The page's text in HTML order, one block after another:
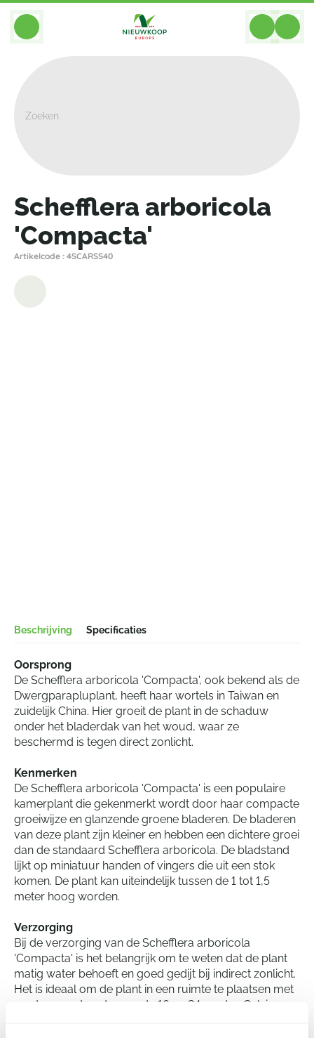
BACK
Schefflera arboricola
'Compacta'
Artikelcode : 4SCARSS40
Beschrijving Specificaties
Oorsprong
De Schefflera arboricola 'Compacta', ook bekend als de
Dwergparapluplant, heeft haar wortels in Taiwan en
zuidelijk China. Hier groeit de plant in de schaduw
onder het bladerdak van het woud, waar ze
beschermd is tegen direct zonlicht.
Kenmerken
De Schefflera arboricola 'Compacta' is een populaire
kamerplant die gekenmerkt wordt door haar compacte
groeiwijze en glanzende groene bladeren. De bladeren
van deze plant zijn kleiner en hebben een dichtere groei
dan de standaard Schefflera arboricola. De bladstand
lijkt op miniatuur handen of vingers die uit een stok
komen. De plant kan uiteindelijk tussen de 1 tot 1,5
meter hoog worden.
Verzorging
Bij de verzorging van de Schefflera arboricola
'Compacta' is het belangrijk om te weten dat de plant
matig water behoeft en goed gedijt bij indirect zonlicht.
Het is ideaal om de plant in een ruimte te plaatsen met
een temperatuur tussen de 16 en 24 graden Celsius.